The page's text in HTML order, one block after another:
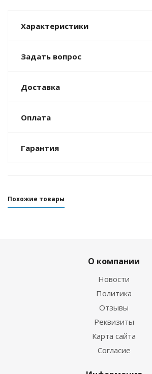
Характеристики
Задать вопрос
Доставка
Оплата
Гарантия
Похожие товары
открытая пора синий
О компании
Новости
Политика
Отзывы
Реквизиты
Карта сайта
Согласие